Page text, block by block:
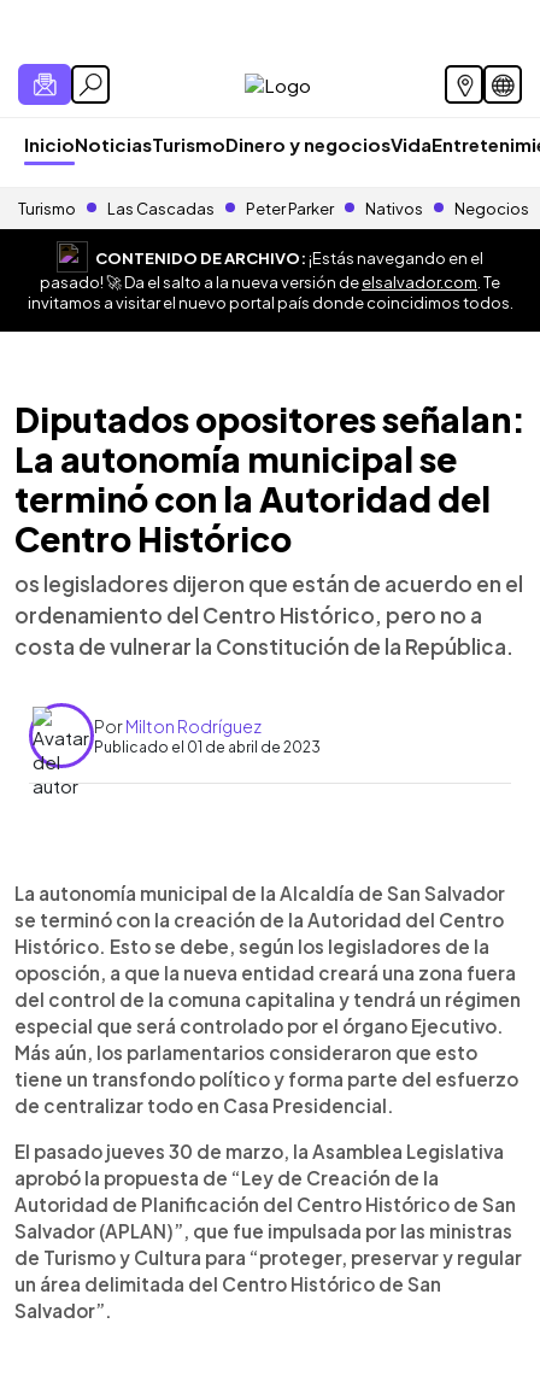
InicioNoticiasTurismoDinero y negociosVida
Turismo Las Cascadas Peter Parker Nativos Negocios
CONTENIDO DE ARCHIVO:¡Estás navegando en el
pasado! 🚀 Da el salto a la nueva versión deelsalvador.com . Te
invitamos a visitar el nuevo portal país donde coincidimos todos.
Diputados opositores señalan:
La autonomía municipal se
terminó con la Autoridad del
Centro Histórico
os legisladores dijeron que están de acuerdo en el
ordenamiento del Centro Histórico, pero no a
costa de vulnerar la Constitución de la República.
PorMilton Rodríguez
Publicado el 01 de abril de 2023
Escuchar artículo
La autonomía municipal de la Alcaldía de San Salvador
se terminó con la creación de la Autoridad del Centro
Histórico. Esto se debe, según los legisladores de la
oposción, a que la nueva entidad creará una zona fuera
del control de la comuna capitalina y tendrá un régimen
especial que será controlado por el órgano Ejecutivo.
Más aún, los parlamentarios consideraron que esto
tiene un transfondo político y forma parte del esfuerzo
de centralizar todo en Casa Presidencial.
El pasado jueves 30 de marzo, la Asamblea Legislativa
aprobó la propuesta de “Ley de Creación de la
Autoridad de Planificación del Centro Histórico de San
Salvador (APLAN)”, que fue impulsada por las ministras
de Turismo y Cultura para “proteger, preservar y regular
un área delimitada del Centro Histórico de San
Salvador”.